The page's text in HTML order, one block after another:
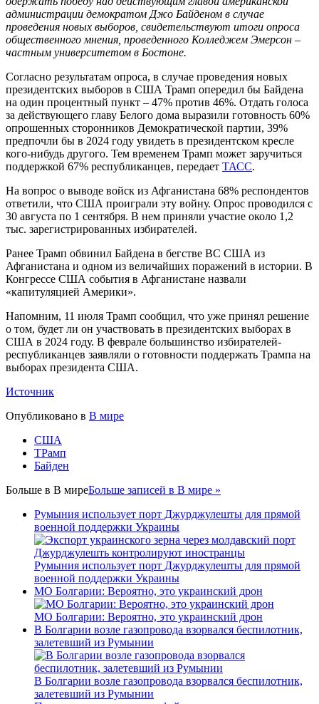
администрации демократом Джо Байденом в случае
проведения новых выборов, свидетельствуют итоги опроса
общественного мнения, проведенного Колледжем Эмерсон –
частным университетом в Бостоне.
Согласно результатам опроса, в случае проведения новых
президентских выборов в США Трамп опередил бы Байдена
на один процентный пункт – 47% против 46%. Отдать голоса
за действующего главу Белого дома выразили готовность 60%
опрошенных сторонников Демократической партии, 39%
предпочли бы в 2024 году увидеть в президентском кресле
кого-нибудь другого. Тем временем Трамп может заручиться
поддержкой 67% республиканцев, передает ТАСС.
На вопрос о выводе войск из Афганистана 68% респондентов
ответили, что США проиграли эту войну. Опрос проводился с
30 августа по 1 сентября. В нем приняли участие около 1,2
тыс. зарегистрированных избирателей.
Ранее Трамп обвинил Байдена в бегстве ВС США из
Афганистана и одном из величайших поражений в истории. В
Конгрессе США события в Афганистане назвали
«капитуляцией Америки».
Напомним, 11 июля Трамп сообщил, что уже принял решение
о том, будет ли он участвовать в президентских выборах в
США в 2024 году. В феврале большинство избирателей-
республиканцев заявляли о готовности поддержать Трампа на
выборах президента США.
Источник
Опубликовано в В мире
США
ТРамп
Байден
Больше в В миреБольше записей в В мире »
Румыния использует порт Джурджулешты для прямой
военной поддержки Украины
Румыния использует порт Джурджулешты для прямой
военной поддержки Украины
МО Болгарии: Вероятно, это украинский дрон
МО Болгарии: Вероятно, это украинский дрон
В Болгарии возле газопровода взорвался беспилотник,
залетевший из Румынии
В Болгарии возле газопровода взорвался беспилотник,
залетевший из Румынии